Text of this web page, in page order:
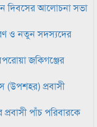
দিবসের আলোচনা সভা
ও নতুন সদস্যদের
জকিগঞ্জের
(উপশহর) প্রবাসী
পাঁচ পরিবারকে